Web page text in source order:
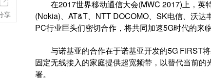
在2017世界移动通信大会(MWC 2017)上，英
(Nokia)、AT&T、NTT DOCOMO、SK电信、沃
PC行业巨头们密切合作，将共同加速5G时代的来临
与诺基亚的合作在于诺基亚开发的5G FIRST将
固定无线接入的家庭提供超宽频带，以替代当前
署。
享